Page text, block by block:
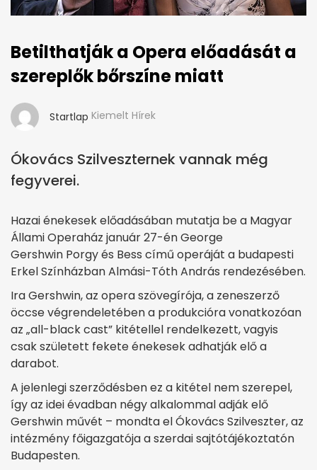
Betilthatják a Opera előadását a
szereplők bőrszíne miatt
Startlap Kiemelt Hírek
Ókovács Szilveszternek vannak még
fegyverei.
Hazai énekesek előadásában mutatja be a Magyar
Állami Operaház január 27-én George
Gershwin Porgy és Bess című operáját a budapesti
Erkel Színházban Almási-Tóth András rendezésében.
Ira Gershwin, az opera szövegírója, a zeneszerző
öccse végrendeletében a produkcióra vonatkozóan
az „all-black cast” kitétellel rendelkezett, vagyis
csak született fekete énekesek adhatják elő a
darabot.
A jelenlegi szerződésben ez a kitétel nem szerepel,
így az idei évadban négy alkalommal adják elő
Gershwin művét – mondta el Ókovács Szilveszter, az
intézmény főigazgatója a szerdai sajtótájékoztatón
Budapesten.